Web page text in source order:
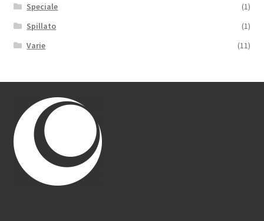
Speciale
(1)
Spillato
(1)
Varie
(11)